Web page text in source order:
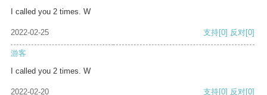
I called you 2 times. W
2022-02-25 支持[0] 反对[0]
游客
I called you 2 times. W
2022-02-20 支持[0] 反对[0]